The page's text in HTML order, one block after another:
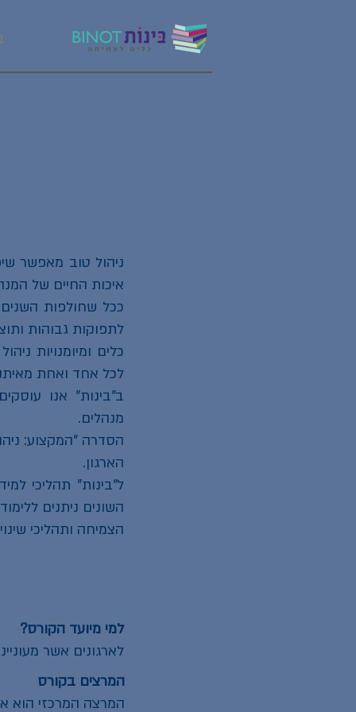
ניהול טוב מאפשר
איכות החיים של
ככל שחולפות השנים
לתפוקות גבוהות
כלים ומיומנויות
לכל אחד ואחת
ב"בינות" אנו
מנהלים.
הסדרה "המקצוע:
הארגון.
ל"בינות" תהליכי
השונים ניתנים
הצמיחה ותהליכי
למי מיועד הקורס?
לארגונים אשר
המרצים בקורס
המרצה המרכזי הוא